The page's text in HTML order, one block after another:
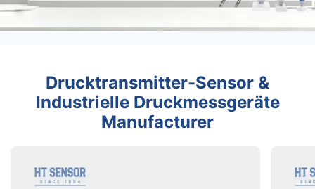
Drucktransmitter-Sensor &
Industrielle Druckmessgeräte
Manufacturer